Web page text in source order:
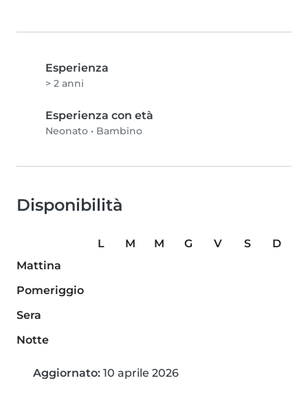
Esperienza
> 2 anni
Esperienza con età
Neonato • Bambino
Disponibilità
L M M G V S
D
Mattina
Pomeriggio
Sera
Notte
Aggiornato: 10 aprile 2026